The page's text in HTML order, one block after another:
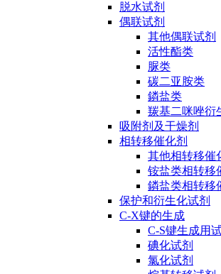
脱水试剂
偶联试剂
其他偶联试剂
活性酯类
脲类
碳二亚胺类
鏻盐类
羰基二咪唑衍
吸附剂及干燥剂
相转移催化剂
其他相转移催
铵盐类相转移
鏻盐类相转移
保护和衍生化试剂
C-X键的生成
C-S键生成用
碘化试剂
氯化试剂